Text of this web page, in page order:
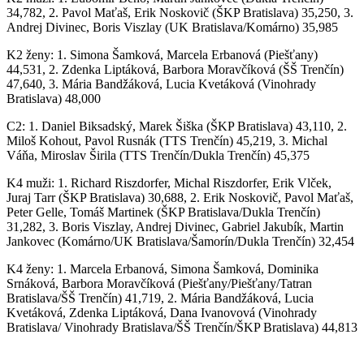
34,782, 2. Pavol Maťaš, Erik Noskovič (ŠKP Bratislava) 35,250, 3.
Andrej Divinec, Boris Viszlay (UK Bratislava/Komárno) 35,985
K2 ženy: 1. Simona Šamková, Marcela Erbanová (Piešťany)
44,531, 2. Zdenka Liptáková, Barbora Moravčíková (ŠŠ Trenčín)
47,640, 3. Mária Bandžáková, Lucia Kvetáková (Vinohrady
Bratislava) 48,000
C2: 1. Daniel Biksadský, Marek Šiška (ŠKP Bratislava) 43,110, 2.
Miloš Kohout, Pavol Rusnák (TTS Trenčín) 45,219, 3. Michal
Váňa, Miroslav Širila (TTS Trenčín/Dukla Trenčín) 45,375
K4 muži: 1. Richard Riszdorfer, Michal Riszdorfer, Erik Vlček,
Juraj Tarr (ŠKP Bratislava) 30,688, 2. Erik Noskovič, Pavol Maťaš,
Peter Gelle, Tomáš Martinek (ŠKP Bratislava/Dukla Trenčín)
31,282, 3. Boris Viszlay, Andrej Divinec, Gabriel Jakubík, Martin
Jankovec (Komárno/UK Bratislava/Šamorín/Dukla Trenčín) 32,454
K4 ženy: 1. Marcela Erbanová, Simona Šamková, Dominika
Srnáková, Barbora Moravčíková (Piešťany/Piešťany/Tatran
Bratislava/ŠŠ Trenčín) 41,719, 2. Mária Bandžáková, Lucia
Kvetáková, Zdenka Liptáková, Dana Ivanovová (Vinohrady
Bratislava/ Vinohrady Bratislava/ŠŠ Trenčín/ŠKP Bratislava) 44,813